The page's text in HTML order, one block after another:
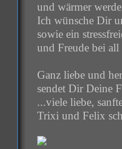
und wärmer
Ich wünsche Dir
sowie ein
und Freude bei
Ganz liebe und
sendet Dir Deine
...viele liebe,
Trixi und Felix